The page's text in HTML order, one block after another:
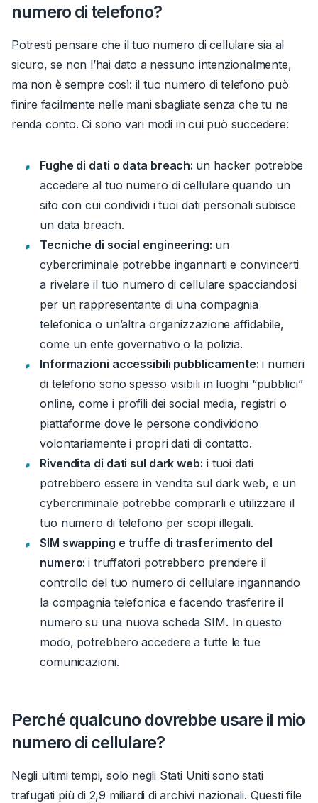
numero di telefono?
Potresti pensare che il tuo numero di cellulare sia al
sicuro, se non l’hai dato a nessuno intenzionalmente,
ma non è sempre così: il tuo numero di telefono può
finire facilmente nelle mani sbagliate senza che tu ne
renda conto. Ci sono vari modi in cui può succedere:
Fughe di dati o data breach: un hacker potrebbe
accedere al tuo numero di cellulare quando un
sito con cui condividi i tuoi dati personali subisce
un data breach.
Tecniche di social engineering: un
cybercriminale potrebbe ingannarti e convincerti
a rivelare il tuo numero di cellulare spacciandosi
per un rappresentante di una compagnia
telefonica o un’altra organizzazione affidabile,
come un ente governativo o la polizia.
Informazioni accessibili pubblicamente: i numeri
di telefono sono spesso visibili in luoghi “pubblici”
online, come i profili dei social media, registri o
piattaforme dove le persone condividono
volontariamente i propri dati di contatto.
Rivendita di dati sul dark web: i tuoi dati
potrebbero essere in vendita sul dark web, e un
cybercriminale potrebbe comprarli e utilizzare il
tuo numero di telefono per scopi illegali.
SIM swapping e truffe di trasferimento del
numero:i truffatori potrebbero prendere il
controllo del tuo numero di cellulare ingannando
la compagnia telefonica e facendo trasferire il
numero su una nuova scheda SIM. In questo
modo, potrebbero accedere a tutte le tue
comunicazioni.
Perché qualcuno dovrebbe usare il mio
numero di cellulare?
Negli ultimi tempi, solo negli Stati Uniti sono stati
trafugati più di 2,9 miliardi di archivi nazionali. Questi file